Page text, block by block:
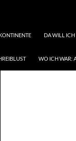
DA WILL ICH
WO ICH WAR: